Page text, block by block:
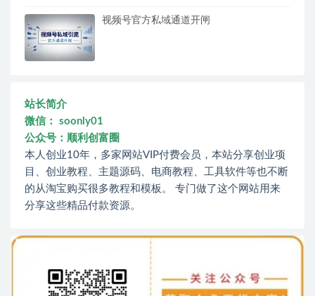
视频号官方私域通道开闸
站长简介
微信： soonly01
公众号：顺利创富圈
本人创业10年，多家网站VIP付费会员，本站分享创业项
目、创业教程、主题源码、电商教程、工具软件等也不断
的从淘宝购买很多教程和模板。 专门做了这个网站用来
分享这些精品付款资源。